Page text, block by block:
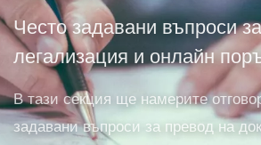
Често задавани въпроси
легализация и онлайн
В тази секция ще намерите
задавани въпроси за превод на